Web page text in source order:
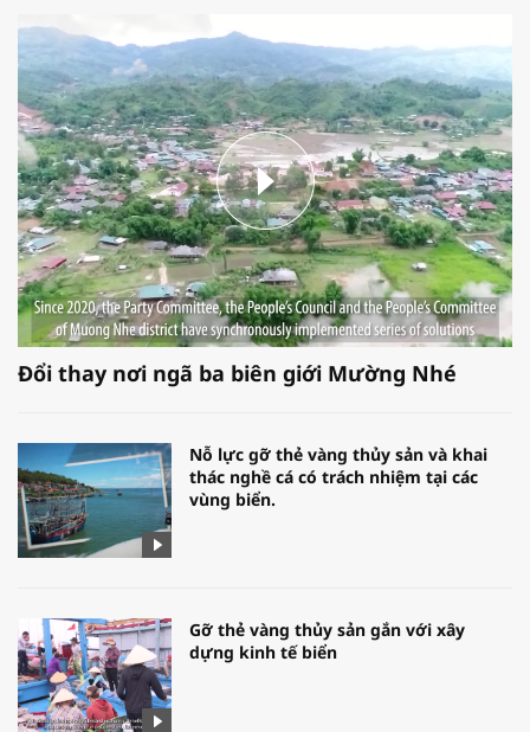
Đổi thay nơi ngã ba biên giới Mường Nhé
Nỗ lực gỡ thẻ vàng thủy sản và khai
thác nghề cá có trách nhiệm tại các
vùng biển.
Gỡ thẻ vàng thủy sản gắn với xây
dựng kinh tế biển